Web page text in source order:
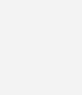
kontrollierten
Entlüftung und
Großhändler die
gibt es
beispielsweise
Heizkörper und